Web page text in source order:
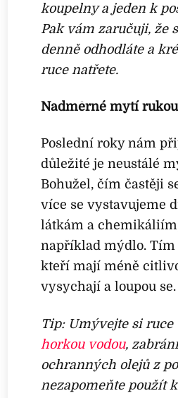
koupelny a jeden k
Pak vám zaručuji, že
denně odhodláte a
ruce natřete.
Nadměrné mytí rukou
Poslední roky nám
důležité je neustálé
Bohužel, čím častěji
více se vystavujeme
látkám a
například mýdlo. Tím
kteří mají méně
vysychají a loupou se.
Tip: Umývejte si ruce
horkou vodou,
ochranných olejů z
nezapomeňte použít